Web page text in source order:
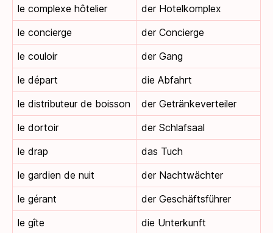
le complexe hôtelier
der Hotelkomplex
le concierge
der Concierge
le couloir
der Gang
le départ
die Abfahrt
le distributeur de boisson
der Getränkeverteiler
le dortoir
der Schlafsaal
le drap
das Tuch
le gardien de nuit
der Nachtwächter
le gérant
der Geschäftsführer
le gîte
die Unterkunft